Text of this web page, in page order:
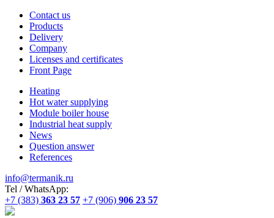
Contact us
Products
Delivery
Company
Licenses and certificates
Front Page
Heating
Hot water supplying
Module boiler house
Industrial heat supply
News
Question answer
References
info@termanik.ru
Tel / WhatsApp:
+7 (383) 363 23 57 +7 (906) 906 23 57